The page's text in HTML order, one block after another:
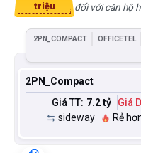
triệu
đối với căn hộ
2PN_COMPACT OFFICETEL
2PN_Compact
Giá TT: 7.2 tỷ Giá
sideway
Rẻ